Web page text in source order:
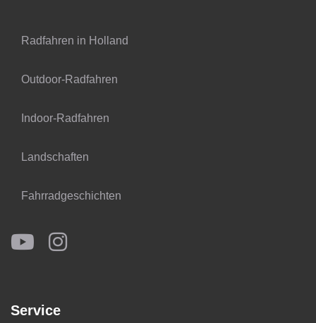
Radfahren in Holland
Outdoor-Radfahren
Indoor-Radfahren
Landschaften
Fahrradgeschichten
Service